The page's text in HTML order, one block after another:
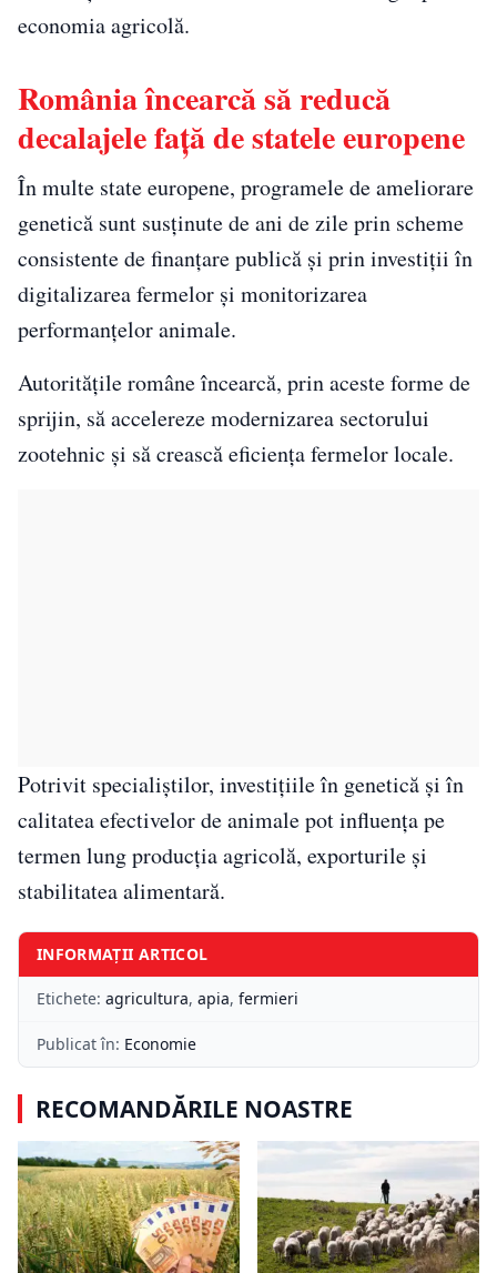
economia agricolă.
România încearcă să reducă
decalajele față de statele europene
În multe state europene, programele de ameliorare
genetică sunt susținute de ani de zile prin scheme
consistente de finanțare publică și prin investiții în
digitalizarea fermelor și monitorizarea
performanțelor animale.
Autoritățile române încearcă, prin aceste forme de
sprijin, să accelereze modernizarea sectorului
zootehnic și să crească eficiența fermelor locale.
Potrivit specialiștilor, investițiile în genetică și în
calitatea efectivelor de animale pot influența pe
termen lung producția agricolă, exporturile și
stabilitatea alimentară.
INFORMAȚII ARTICOL
Etichete: agricultura, apia, fermieri
Publicat în: Economie
RECOMANDĂRILE NOASTRE